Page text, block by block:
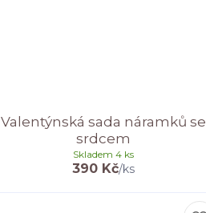
Valentýnská sada náramků se
srdcem
390 Kč/ks
Skladem 4 ks